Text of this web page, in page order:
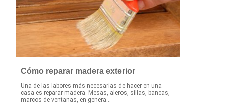
Cómo reparar madera exterior
Una de las labores más necesarias de hacer en una
casa es reparar madera. Mesas, aleros, sillas, bancas,
marcos de ventanas, en genera...